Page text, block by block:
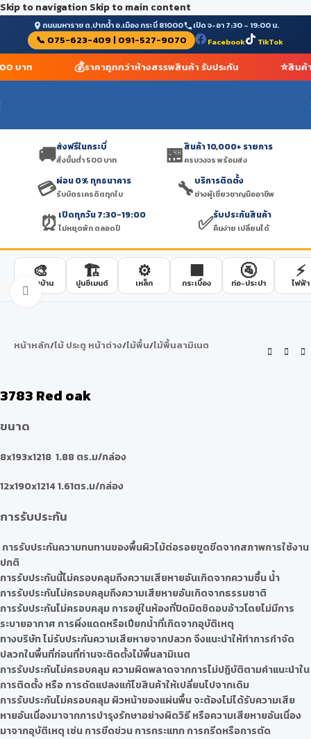
Skip to navigation Skip to main content
ถนนมหาราช ต.ปากน้ำ อ.เมือง กระบี่ 81000 เปิด จ-อา 7:30 – 19:00 น.
📞 075-623-409 | 091-527-9070 Facebook TikTok
บาท 💰ราคาถูกกว่าห้างสรรพสินค้า รับประกัน ⭐สินค้า
🚚ส่งฟรีในกระบี่
สั่งขั้นต่ำ 500 บาท 🏪สินค้า 10,000+ รายการ
ครบวงจร พร้อมส่ง
💳ผ่อน 0% ทุกธนาคาร
รับบัตรเครดิตทุกใบ 🔧บริการติดตั้ง
ช่างผู้เชี่ยวชาญมืออาชีพ
⏰ เปิดทุกวัน 7:30-19:00
ไม่หยุดพัก ตลอดปี ✅รับประกันสินค้า
คืนง่าย เปลี่ยนได้
🎨
สีทาบ้าน
🏗️
ปูนซีเมนต์
⚙️
เหล็ก
🟫
กระเบื้อง
🚰
ท่อ-ประปา
⚡
ไฟฟ้า
Click to enlarge
หน้าหลัก/ไม้ ประตู หน้าต่าง/ไม้พื้น/ไม้พื้นลามิเนต
3783 Red oak
ขนาด
8x193x1218 1.88 ตร.ม/กล่อง
12x190x1214 1.61ตร.ม/กล่อง
การรับประกัน
การรับประกันความทนทานของพื้นผิวไม้ต่อรอยขูดขีดจากสภาพการใช้งาน
ปกติ
การรับประกันนี้ไม่ครอบคลุมถึงความเสียหายอันเกิดจากความชื้น น้ำ
การรับประกันไม่ครอบคลุมถึงความเสียหายอันเกิดจากธรรมชาติ
การรับประกันไม่ครอบคลุม การอยู่ในห้องที่ปิดมิดชิดอบอ้าวโดยไม่มีการ
ระบายอากาศ การผึ่งแดดหรือเปียกน้ำที่เกิดจากอุบัติเหตุ
ทางบริษัท ไม่รับประกันความเสียหายจากปลวก จึงแนะนำให้ทำการกำจัด
ปลวกในพื้นที่ก่อนที่ท่านจะติดตั้งไม้พื้นลามิเนต
การรับประกันไม่ครอบคลุม ความผิดพลาดจากการไม่ปฏิบัติตามคำแนะนำใน
การติดตั้ง หรือ การดัดแปลงแก้ไขสินค้าให้เปลี่ยนไปจากเดิม
การรับประกันไม่ครอบคลุม ผิวหน้าของแผ่นพื้น จะต้องไม่ได้รับความเสีย
หายอันเนื่องมาจากการบำรุงรักษาอย่างผิดวิธี หรือความเสียหายอันเนื่อง
มาจากอุบัติเหตุ เช่น การขีดข่วน การกระแทก การกรีดหรือการตัด